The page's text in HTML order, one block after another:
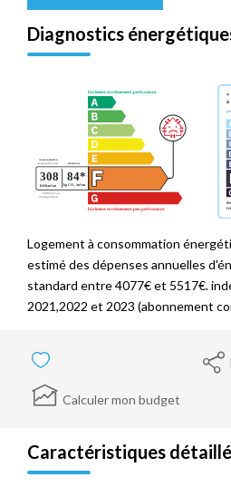
Diagnostics
Logement à consommation
estimé des dépenses annuelles
standard entre 4077€ et 5517€.
2021,2022 et 2023 (abonnement
Calculer mon budget
Caractéristiques